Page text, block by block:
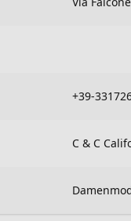
+39-
C & C